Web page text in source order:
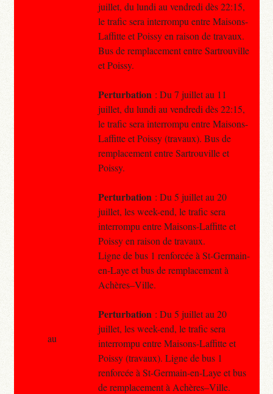
juillet, du lundi au vendredi dès 22:15,
le trafic sera interrompu entre Maisons-
Laffitte et Poissy en raison de travaux.
Bus de remplacement entre Sartrouville
et Poissy.
Perturbation : Du 7 juillet au 11
juillet, du lundi au vendredi dès 22:15,
le trafic sera interrompu entre Maisons-
Laffitte et Poissy (travaux). Bus de
remplacement entre Sartrouville et
Poissy.
Perturbation : Du 5 juillet au 20
juillet, les week-end, le trafic sera
interrompu entre Maisons-Laffitte et
Poissy en raison de travaux.
Ligne de bus 1 renforcée à St-Germain-
en-Laye et bus de remplacement à
Achères–Ville.
Perturbation : Du 5 juillet au 20
juillet, les week-end, le trafic sera
interrompu entre Maisons-Laffitte et
Poissy (travaux). Ligne de bus 1
renforcée à St-Germain-en-Laye et bus
de remplacement à Achères–Ville.
au